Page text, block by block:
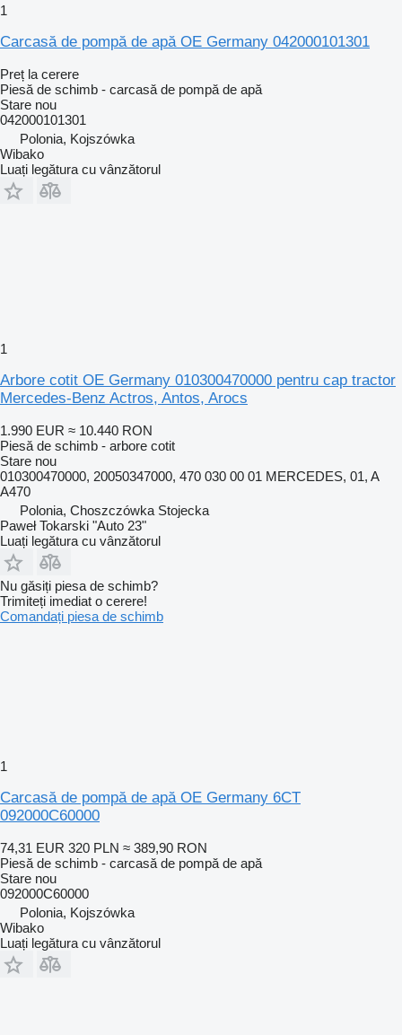
1
Carcasă de pompă de apă OE Germany 042000101301
Preț la cerere
Piesă de schimb - carcasă de pompă de apă
Stare nou
042000101301
Polonia, Kojszówka
Wibako
Luați legătura cu vânzătorul
1
Arbore cotit OE Germany 010300470000 pentru cap tractor
Mercedes-Benz Actros, Antos, Arocs
1.990 EUR ≈ 10.440 RON
Piesă de schimb - arbore cotit
Stare nou
010300470000, 20050347000, 470 030 00 01 MERCEDES, 01, A
A470
Polonia, Choszczówka Stojecka
Paweł Tokarski "Auto 23"
Luați legătura cu vânzătorul
Nu găsiți piesa de schimb?
Trimiteți imediat o cerere!
Comandați piesa de schimb
1
Carcasă de pompă de apă OE Germany 6CT
092000C60000
74,31 EUR 320 PLN ≈ 389,90 RON
Piesă de schimb - carcasă de pompă de apă
Stare nou
092000C60000
Polonia, Kojszówka
Wibako
Luați legătura cu vânzătorul